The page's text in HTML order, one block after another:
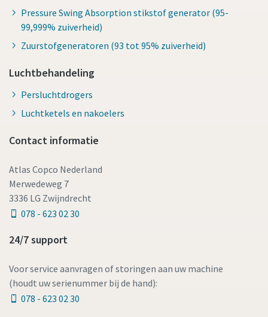
transportproces
Ontdek hoe u een efficiënter pneumatisch
transportproces kunt creëren.
Ontdek het zelf
Pressure Swing Absorption stikstof generator (95-
99,999% zuiverheid)
Zuurstofgeneratoren (93 tot 95% zuiverheid)
Luchtbehandeling
Persluchtdrogers
Luchtketels en nakoelers
Contact informatie
Atlas Copco Nederland
Merwedeweg 7
3336 LG Zwijndrecht
078 - 623 02 30
24/7 support
Voor service aanvragen of storingen aan uw machine
(houdt uw serienummer bij de hand):
078 - 623 02 30